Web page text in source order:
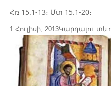
Հռ 15.1-13։ Մտ 15.1-20։
1 Հուլիսի, 2013Կարդալու